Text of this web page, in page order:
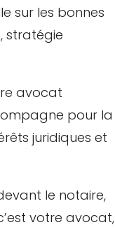
sur les bonnes
stratégie
avocat
pour la
juridiques et
le notaire,
votre avocat,